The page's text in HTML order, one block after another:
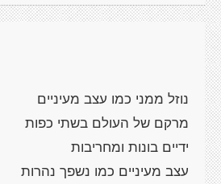
נוזל ממני כמו עצב מעיניים
מרקם של העולם בשתי כפות
ידיים בונות ומחריבות
עצב מעיניים כמו נשפך נהרות